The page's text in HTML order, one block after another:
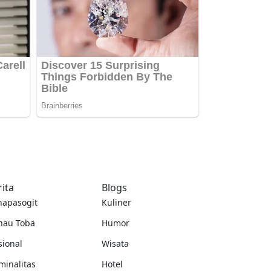
Toba
Blogs
Kuliner
Humor
Wisata
Hotel